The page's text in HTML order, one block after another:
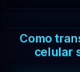
Como
celular